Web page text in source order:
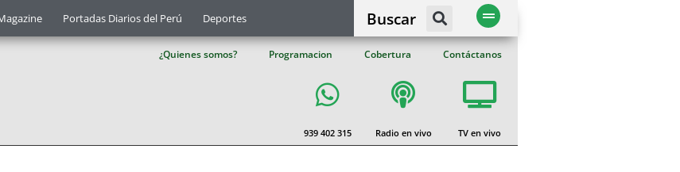
Portadas Diarios del Perú Deportes Buscar
¿Quienes somos? Programacion Cobertura Contáctanos
939 402 315 Radio en vivo TV en vivo